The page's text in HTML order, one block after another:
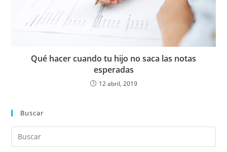
Qué hacer cuando tu hijo no saca las notas
esperadas
12 abril, 2019
Buscar